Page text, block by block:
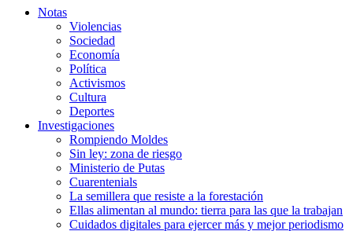
Notas
Violencias
Sociedad
Economía
Política
Activismos
Cultura
Deportes
Investigaciones
Rompiendo Moldes
Sin ley: zona de riesgo
Ministerio de Putas
Cuarentenials
La semillera que resiste a la forestación
Ellas alimentan al mundo: tierra para las que la trabajan
Cuidados digitales para ejercer más y mejor periodismo